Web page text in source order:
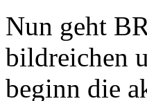
Nun geht
bildreichen
beginn die